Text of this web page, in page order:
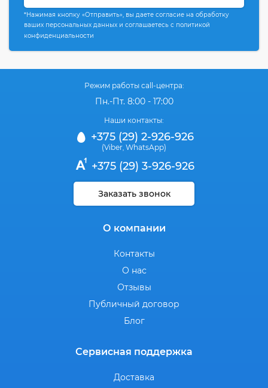
*Нажимая кнопку «Отправить», вы даете согласие на обработку
ваших персональных данных и соглашаетесь с политикой
конфиденциальности
Режим работы call-центра:
Пн.-Пт. 8:00 - 17:00
Наши контакты:
+375 (29) 2-926-926
(Viber WhatsApp)
+375 (29) 3-926-926
Заказать звонок
О компании
Контакты
О нас
Отзывы
Публичный договор
Блог
Сервисная поддержка
Доставка